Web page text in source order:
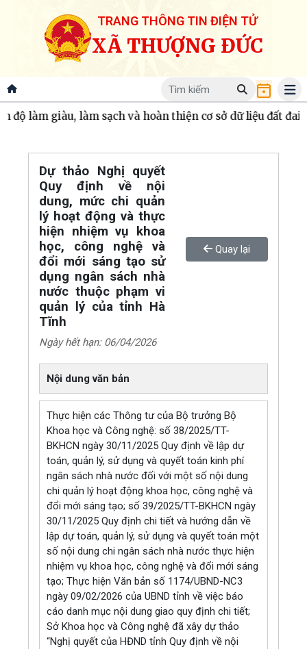
TRANG THÔNG TIN ĐIỆN TỬ
XÃ THƯỢNG ĐỨC
làm giàu, làm sạch và hoàn thiện cơ sở dữ liệu đất đai.
Dự thảo Nghị quyết
Quy định về nội
dung, mức chi quản
lý hoạt động và thực
hiện nhiệm vụ khoa
học, công nghệ và
đổi mới sáng tạo sử
dụng ngân sách nhà
nước thuộc phạm vi
quản lý của tỉnh Hà
Tĩnh
Quay lại
Ngày hết hạn: 06/04/2026
Nội dung văn bản
Thực hiện các Thông tư của Bộ trưởng Bộ
Khoa học và Công nghệ: số 38/2025/TT-
BKHCN ngày 30/11/2025 Quy định về lập dự
toán, quản lý, sử dụng và quyết toán kinh phí
ngân sách nhà nước đối với một số nội dung
chi quản lý hoạt động khoa học, công nghệ và
đổi mới sáng tạo; số 39/2025/TT-BKHCN ngày
30/11/2025 Quy định chi tiết và hướng dẫn về
lập dự toán, quản lý, sử dụng và quyết toán một
số nội dung chi ngân sách nhà nước thực hiện
nhiệm vụ khoa học, công nghệ và đổi mới sáng
tạo; Thực hiện Văn bản số 1174/UBND-NC3
ngày 09/02/2026 của UBND tỉnh về việc báo
cáo danh mục nội dung giao quy định chi tiết;
Sở Khoa học và Công nghệ đã xây dự thảo
“Nghị quyết của HĐND tỉnh Quy định về nội